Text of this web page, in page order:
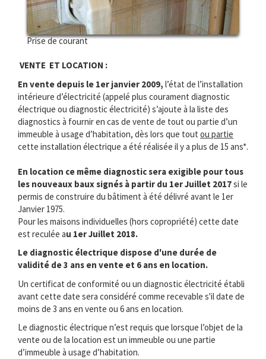
Prise de courant
VENTE ET LOCATION :
En vente depuis le 1er janvier 2009, l’état de l’installation
intérieure d’électricité (appelé plus courament diagnostic
électrique ou diagnostic électricité) s’ajoute à la liste des
diagnostics à fournir en cas de vente de tout ou partie d’un
immeuble à usage d’habitation, dès lors que tout ou partie
cette installation électrique a été réalisée il y a plus de 15 ans*.
En location ce même diagnostic sera exigible pour tous
les nouveaux baux signés à partir du 1er Juillet 2017si le
permis de construire du bâtiment à été délivré avant le 1er
Janvier 1975.
Pour les maisons individuelles (hors copropriété) cette date
est reculée au 1er Juillet 2018.
Le diagnostic électrique dispose d'une durée de
validité de 3 ans en vente et 6 ans en location.
Un certificat de conformité ou un diagnostic électricité établi
avant cette date sera considéré comme recevable s'il date de
moins de 3 ans en vente ou 6 ans en location.
Le diagnostic électrique n’est requis que lorsque l’objet de la
vente ou de la location est un immeuble ou une partie
d’immeuble à usage d’habitation.